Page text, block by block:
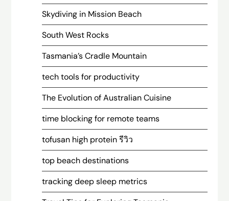
Skydiving in Mission Beach
South West Rocks
Tasmania’s Cradle Mountain
tech tools for productivity
The Evolution of Australian Cuisine
time blocking for remote teams
tofusan high protein รีวิว
top beach destinations
tracking deep sleep metrics